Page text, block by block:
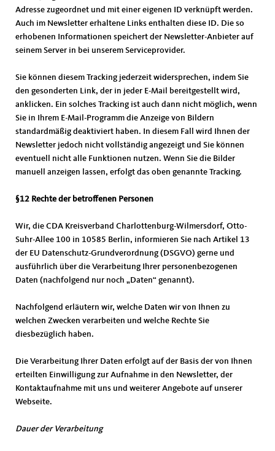
Adresse zugeordnet und mit einer eigenen ID verknüpft werden.
Auch im Newsletter erhaltene Links enthalten diese ID. Die so
erhobenen Informationen speichert der Newsletter-Anbieter auf
seinem Server in bei unserem Serviceprovider.
Sie können diesem Tracking jederzeit widersprechen, indem Sie
den gesonderten Link, der in jeder E-Mail bereitgestellt wird,
anklicken. Ein solches Tracking ist auch dann nicht möglich, wenn
Sie in Ihrem E-Mail-Programm die Anzeige von Bildern
standardmäßig deaktiviert haben. In diesem Fall wird Ihnen der
Newsletter jedoch nicht vollständig angezeigt und Sie können
eventuell nicht alle Funktionen nutzen. Wenn Sie die Bilder
manuell anzeigen lassen, erfolgt das oben genannte Tracking.
§12 Rechte der betroffenen Personen
Wir, die CDA Kreisverband Charlottenburg-Wilmersdorf, Otto-
Suhr-Allee 100 in 10585 Berlin, informieren Sie nach Artikel 13
der EU Datenschutz-Grundverordnung (DSGVO) gerne und
ausführlich über die Verarbeitung Ihrer personenbezogenen
Daten (nachfolgend nur noch „Daten“ genannt).
Nachfolgend erläutern wir, welche Daten wir von Ihnen zu
welchen Zwecken verarbeiten und welche Rechte Sie
diesbezüglich haben.
Die Verarbeitung Ihrer Daten erfolgt auf der Basis der von Ihnen
erteilten Einwilligung zur Aufnahme in den Newsletter, der
Kontaktaufnahme mit uns und weiterer Angebote auf unserer
Webseite.
Dauer der Verarbeitung